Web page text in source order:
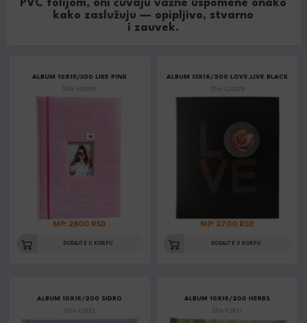
PVC folijom, oni čuvaju važne uspomene onako
kako zaslužuju — opipljivo, stvarno
i zauvek.
ALBUM 10X15/300 LIKE PINK
Šifra: K2953P
MP: 2800 RSD
DODAJTE U KORPU
ALBUM 13X18/200 LOVE,LIVE BLACK
Šifra: K2920B
MP: 2700 RSD
DODAJTE U KORPU
ALBUM 10X15/200 SIDRO
Šifra: K2952
ALBUM 10X15/200 HERBS
Šifra: K2931